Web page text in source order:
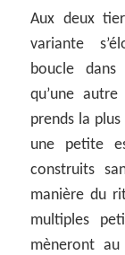
Aux deux
variante
boucle
qu’une
prends la
une petite
construits
manière du
multiples
mèneront